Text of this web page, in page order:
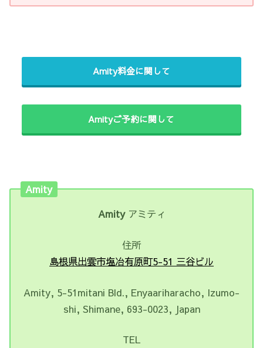
Amity料金に関して
Amityご予約に関して
Amity
Amityアミティ
住所
島根県出雲市塩冶有原町5-51 三谷ビル
Amity, 5-51mitani Bld., Enyaariharacho, Izumo-
shi, Shimane, 693-0023, Japan
TEL